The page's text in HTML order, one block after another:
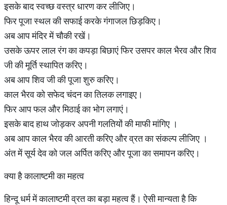
इसके बाद स्वच्छ वस्त्र धारण कर लीजिए।
फिर पूजा स्थल की सफाई करके गंगाजल छिड़किए।
अब आप मंदिर में चौकी रखें।
उसके ऊपर लाल रंग का कपड़ा बिछाएं फिर उसपर काल भैरव और शिव
जी की मूर्ति स्थापित करिए।
अब आप शिव जी की पूजा शुरु करिए।
काल भैरव को सफेद चंदन का तिलक लगाइए।
फिर आप फल और मिठाई का भोग लगाएं।
इसके बाद हाथ जोड़कर अपनी गलतियों की माफी मांगिए ।
अब आप काल भैरव की आरती करिए और व्रत का संकल्प लीजिए ।
अंत में सूर्य देव को जल अर्पित करिए और पूजा का समापन करिए।
क्या है कालाष्टमी का महत्व
हिन्दू धर्म में कालाष्टमी व्रत का बड़ा महत्व हैं। ऐसी मान्यता है कि